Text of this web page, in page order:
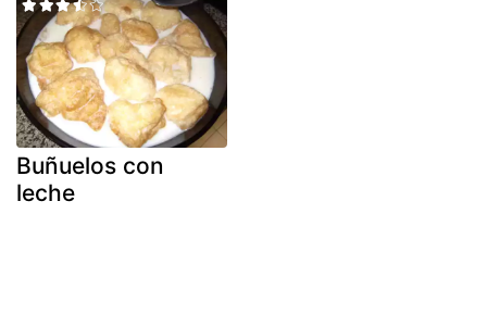
Buñuelos con
leche